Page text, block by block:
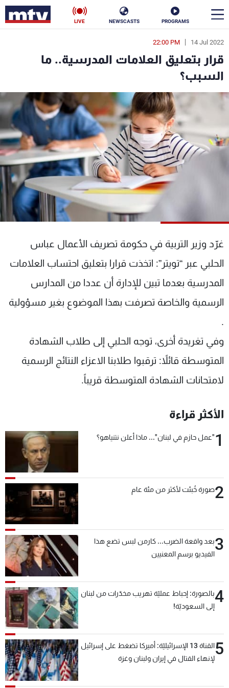
PROGRAMS
NEWSCASTS
LIVE
14 Jul 2022
22:00 PM
قرار بتعليق العلامات المدرسية.. ما
السبب؟
غرّد وزير التربية في حكومة تصريف الأعمال عباس
الحلبي عبر “تويتر”: اتخذت قرارا بتعليق احتساب العلامات
المدرسية بعدما تبين للإدارة أن عددا من المدارس
الرسمية والخاصة تصرفت بهذا الموضوع بغير مسؤولية
.
وفي تغريدة أخرى، توجه الحلبي إلى طلاب الشهادة
المتوسطة قائلاً: ترقبوا طلابنا الاعزاء النتائج الرسمية
لامتحانات الشهادة المتوسطة قريباً.
الأكثر قراءة
1"عمل حازم في لبنان"... ماذا أعلن نتنياهو؟
2صورة خُبئت لأكثر من مئة عام
3بعد واقعة الضرب... كارمن لبس تضع هذا
الفيديو برسم المعنيين
4بالصورة: إحباط عمليّة تهريب مخدّرات من لبنان
إلى السعوديّة!
5
القناة 13 الإسرائيليّة: أميركا تضغط على إسرائيل
لإنهاء القتال في إيران ولبنان وغزة
en
الأخبار
سياسة ناس
فن
منوعات رياضة
كأس العالم
جدول البرامج
شاهد البرامج
عن MTV
الإنـتـاج
لاعلاناتكم
وظائف
تواصل معنا
شروط الإسـتخدام